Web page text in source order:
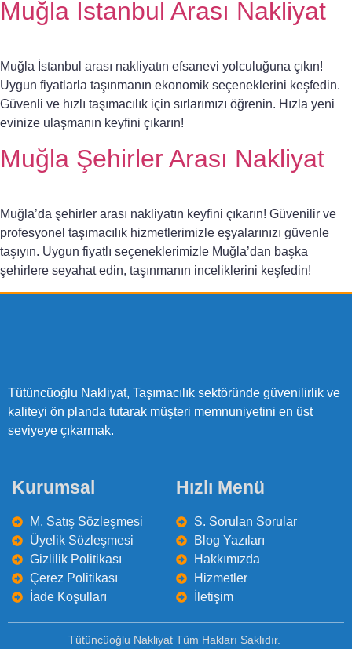
Muğla İstanbul Arası Nakliyat
Muğla İstanbul arası nakliyatın efsanevi yolculuğuna çıkın!
Uygun fiyatlarla taşınmanın ekonomik seçeneklerini keşfedin.
Güvenli ve hızlı taşımacılık için sırlarımızı öğrenin. Hızla yeni
evinize ulaşmanın keyfini çıkarın!
Muğla Şehirler Arası Nakliyat
Muğla’da şehirler arası nakliyatın keyfini çıkarın! Güvenilir ve
profesyonel taşımacılık hizmetlerimizle eşyalarınızı güvenle
taşıyın. Uygun fiyatlı seçeneklerimizle Muğla’dan başka
şehirlere seyahat edin, taşınmanın inceliklerini keşfedin!
Tütüncüoğlu Nakliyat, Taşımacılık sektöründe güvenilirlik ve
kaliteyi ön planda tutarak müşteri memnuniyetini en üst
seviyeye çıkarmak.
Kurumsal
M. Satış Sözleşmesi
Üyelik Sözleşmesi
Gizlilik Politikası
Çerez Politikası
İade Koşulları
Hızlı Menü
S. Sorulan Sorular
Blog Yazıları
Hakkımızda
Hizmetler
İletişim
Tütüncüoğlu Nakliyat Tüm Hakları Saklıdır.